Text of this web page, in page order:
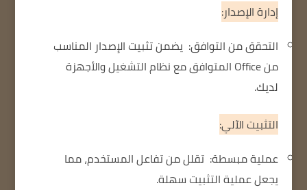
إدارة الإصدار:
التحقق من التوافق: يضمن تثبيت الإصدار المناسب
من Office المتوافق مع نظام التشغيل والأجهزة
لديك.
التثبيت الآلي:
عملية مبسطة: تقلل من تفاعل المستخدم، مما
يجعل عملية التثبيت سهلة.